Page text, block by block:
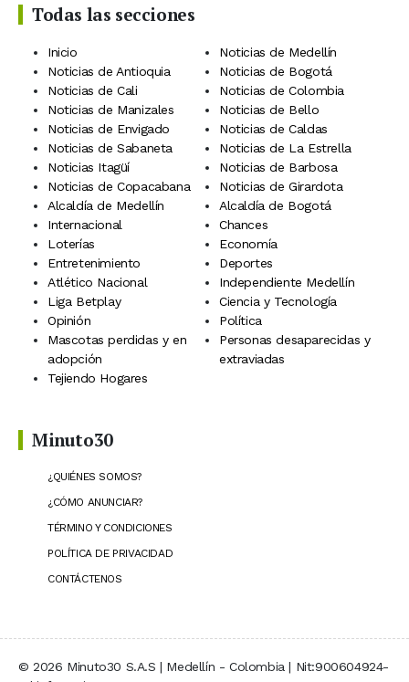
Todas las secciones
Inicio
Noticias de Medellín
Noticias de Antioquia
Noticias de Bogotá
Noticias de Cali
Noticias de Colombia
Noticias de Manizales
Noticias de Bello
Noticias de Envigado
Noticias de Caldas
Noticias de Sabaneta
Noticias de La Estrella
Noticias Itagüí
Noticias de Barbosa
Noticias de Copacabana
Noticias de Girardota
Alcaldía de Medellín
Alcaldía de Bogotá
Internacional
Chances
Loterías
Economía
Entretenimiento
Deportes
Atlético Nacional
Independiente Medellín
Liga Betplay
Ciencia y Tecnología
Opinión
Política
Mascotas perdidas y en
adopción
Personas desaparecidas y
extraviadas
Tejiendo Hogares
Minuto30
¿QUIÉNES SOMOS?
¿CÓMO ANUNCIAR?
TÉRMINO Y CONDICIONES
POLÍTICA DE PRIVACIDAD
CONTÁCTENOS
© 2026 Minuto30 S.A.S | Medellín - Colombia | Nit:900604924-